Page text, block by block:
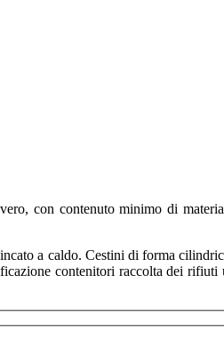
con contenuto minimo di
a caldo. Cestini di forma
contenitori raccolta dei rifiuti